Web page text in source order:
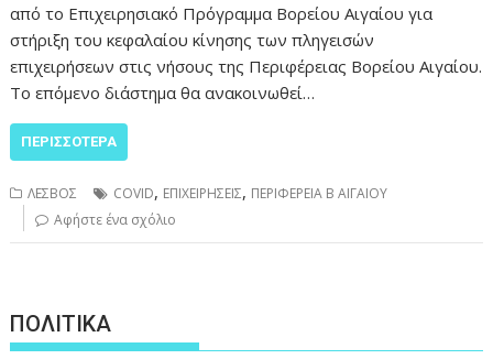
από το Επιχειρησιακό Πρόγραμμα Βορείου Αιγαίου για
στήριξη του κεφαλαίου κίνησης των πληγεισών
επιχειρήσεων στις νήσους της Περιφέρειας Βορείου Αιγαίου.
Το επόμενο διάστημα θα ανακοινωθεί…
ΠΕΡΙΣΣΌΤΕΡΑ
ΛΕΣΒΟΣ COVID, ΕΠΙΧΕΙΡΗΣΕΙΣ, ΠΕΡΙΦΕΡΕΙΑ Β ΑΙΓΑΙΟΥ
Αφήστε ένα σχόλιο
ΠΟΛΙΤΙΚΑ